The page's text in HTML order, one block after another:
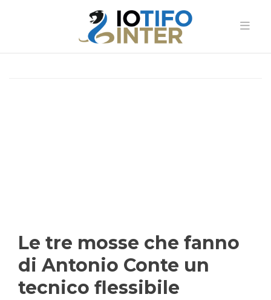
Le tre mosse che fanno
di Antonio Conte un
tecnico flessibile